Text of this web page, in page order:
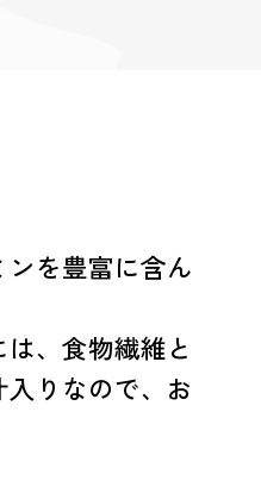
を豊富に含ん
は、食物繊維と
りなので、お